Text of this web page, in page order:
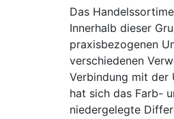
Das
Innerhalb dieser
praxisbezogenen
verschiedenen
Verbindung mit der
hat sich das Farb-
niedergelegte